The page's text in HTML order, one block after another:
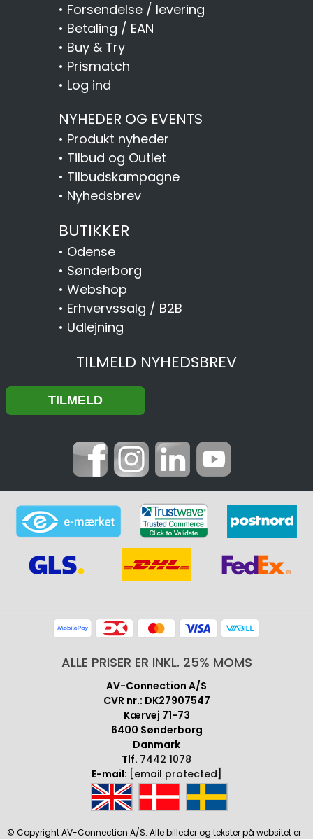
• Forsendelse / levering
• Betaling / EAN
• Buy & Try
• Prismatch
• Log ind
NYHEDER OG EVENTS
• Produkt nyheder
• Tilbud og Outlet
• Tilbudskampagne
• Nyhedsbrev
BUTIKKER
• Odense
• Sønderborg
• Webshop
• Erhvervssalg / B2B
• Udlejning
TILMELD NYHEDSBREV
ALLE PRISER ER INKL. 25% MOMS
AV-Connection A/S
CVR nr.: DK27907547
Kærvej 71-73
6400 Sønderborg
Danmark
Tlf. 7442 1078
E-mail: [email protected]
© Copyright AV-Connection A/S. Alle billeder og tekster på websitet er